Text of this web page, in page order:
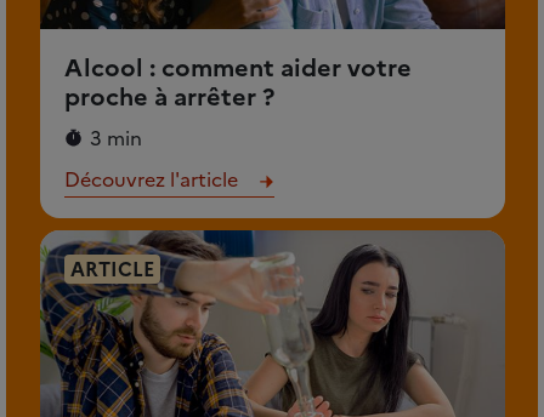
Alcool : comment aider votre
proche à arrêter ?
3 min
Découvrez l'article
ARTICLE